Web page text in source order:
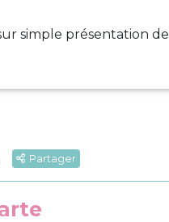
simple présentation de
Partager